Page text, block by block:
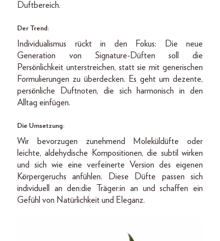
Duftbereich.
Der Trend:
Individualismus rückt in den Fokus: Die neue
Generation von Signature-Düften soll die
Persönlichkeit unterstreichen, statt sie mit generischen
Formulierungen zu überdecken. Es geht um dezente,
persönliche Duftnoten, die sich harmonisch in den
Alltag einfügen.
Die Umsetzung:
Wir bevorzugen zunehmend Moleküldüfte oder
leichte, aldehydische Kompositionen, die subtil wirken
und sich wie eine verfeinerte Version des eigenen
Körpergeruchs anfühlen. Diese Düfte passen sich
individuell an den:die Träger:in an und schaffen ein
Gefühl von Natürlichkeit und Eleganz.